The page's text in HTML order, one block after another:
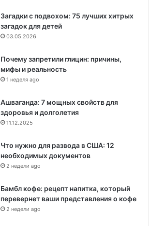
Загадки с подвохом: 75 лучших хитрых
загадок для детей
03.05.2026
Почему запретили глицин: причины,
мифы и реальность
1 неделя ago
Ашваганда: 7 мощных свойств для
здоровья и долголетия
11.12.2025
Что нужно для развода в США: 12
необходимых документов
2 недели ago
Бамбл кофе: рецепт напитка, который
перевернет ваши представления о кофе
2 недели ago